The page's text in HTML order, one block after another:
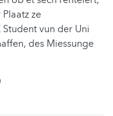
ze
Student vun der Uni
des Miessunge